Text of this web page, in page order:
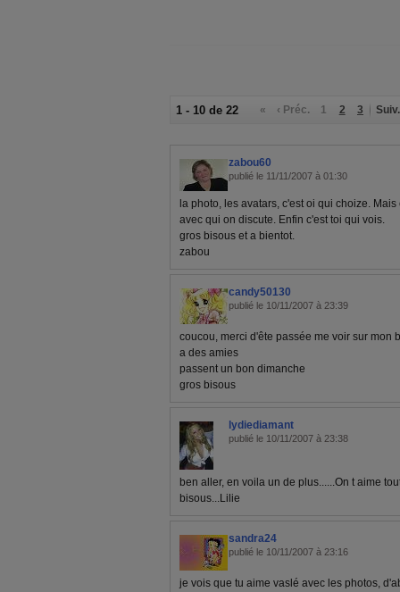
1 - 10 de 22 « ‹ Préc. 1 2 3 Suiv.
zabou60
publié le 11/11/2007 à 01:30
la photo, les avatars, c'est oi qui choize.
avec qui on discute. Enfin c'est toi qui vois.
gros bisous et a bientot.
zabou
candy50130
publié le 10/11/2007 à 23:39
coucou, merci d'ête passée me voir sur mon
a des amies
passent un bon dimanche
gros bisous
lydiediamant
publié le 10/11/2007 à 23:38
ben aller, en voila un de plus......On t aime
bisous...Lilie
sandra24
publié le 10/11/2007 à 23:16
je vois que tu aime vaslé avec les photos,